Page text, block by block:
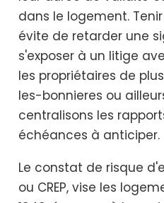
dans le logement.
évite de retarder une
s'exposer à un litige
les propriétaires de
les-bonnieres ou
centralisons les
échéances à anticiper.
Le constat de risque
ou CREP, vise les